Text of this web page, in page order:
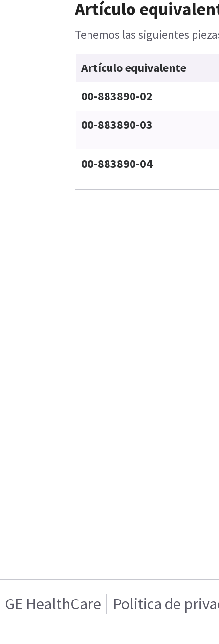
Artículo
Tenemos las siguientes
Artículo equivalente
00-883890-02
00-883890-03
00-883890-04
GE HealthCare Politica de